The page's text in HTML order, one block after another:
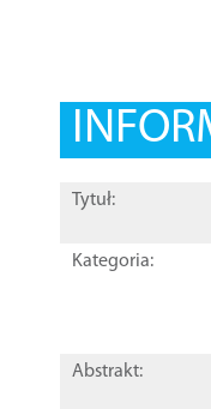
Tytuł:
Kategoria:
Abstrakt: